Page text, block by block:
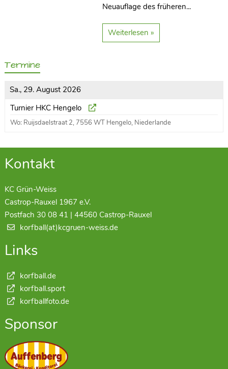
Neuauflage des früheren...
Weiterlesen »
Termine
Sa., 29. August 2026
Turnier HKC Hengelo
Wo: Ruijsdaelstraat 2, 7556 WT Hengelo, Niederlande
Kontakt
KC Grün-Weiss
Castrop-Rauxel 1967 e.V.
Postfach 30 08 41 | 44560 Castrop-Rauxel
korfball(at)kcgruen-weiss.de
Links
korfball.de
korfball.sport
korfballfoto.de
Sponsor